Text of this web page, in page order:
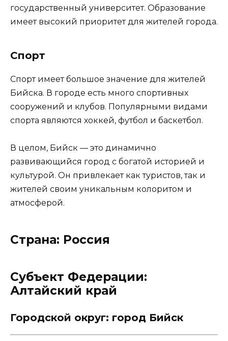
государственный университет. Образование
имеет высокий приоритет для жителей города.
Спорт
Спорт имеет большое значение для жителей
Бийска. В городе есть много спортивных
сооружений и клубов. Популярными видами
спорта являются хоккей, футбол и баскетбол.
В целом, Бийск — это динамично
развивающийся город с богатой историей и
культурой. Он привлекает как туристов, так и
жителей своим уникальным колоритом и
атмосферой.
Страна: Россия
Субъект Федерации:
Алтайский край
Городской округ: город Бийск